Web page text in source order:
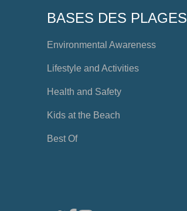
BASES DES PLAGES
Environmental Awareness
Lifestyle and Activities
Health and Safety
Kids at the Beach
Best Of